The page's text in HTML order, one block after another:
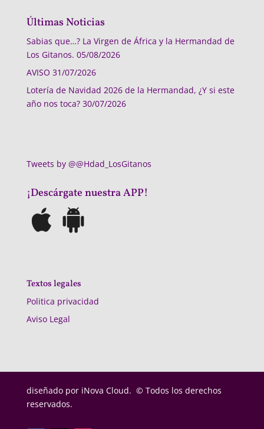
Últimas Noticias
Sabias que…? La Virgen de África y la Hermandad de
Los Gitanos. 05/08/2026
AVISO 31/07/2026
Lotería de Navidad 2026 de la Hermandad, ¿Y si este
año nos toca? 30/07/2026
Tweets by @@Hdad_LosGitanos
¡Descárgate nuestra APP!
Textos legales
Politica privacidad
Aviso Legal
diseñado por iNova Cloud. © Todos los derechos
reservados.